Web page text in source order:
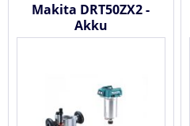
Makita DRT50ZX2 -
Akku
Multifunktionsfräse 18